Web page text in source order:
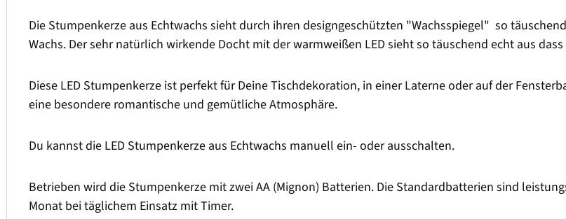
Die Stumpenkerze aus Echtwachs sieht durch ihren designgeschützten "Wachsspiegel" so
Wachs. Der sehr natürlich wirkende Docht mit der warmweißen LED sieht so täuschend echt aus
Diese LED Stumpenkerze ist perfekt für Deine Tischdekoration, in einer Laterne oder auf der
eine besondere romantische und gemütliche Atmosphäre.
Du kannst die LED Stumpenkerze aus Echtwachs manuell ein- oder ausschalten.
Betrieben wird die Stumpenkerze mit zwei AA (Mignon) Batterien. Die Standardbatterien sind
Monat bei täglichem Einsatz mit Timer.